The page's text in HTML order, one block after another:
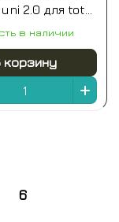
2.0 для toto
washlet (wc) ac
в наличии
корзину
6